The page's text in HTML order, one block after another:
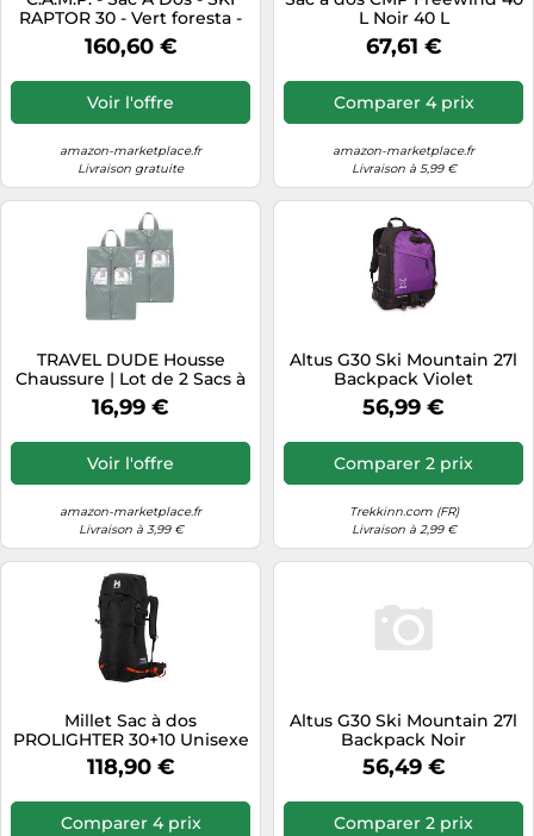
RAPTOR 30 - Vert foresta -
30 L
160,60 €
Voir l'offre
amazon-marketplace.fr
Livraison gratuite
L Noir 40 L
67,61 €
Comparer 4 prix
amazon-marketplace.fr
Livraison à 5,99 €
TRAVEL DUDE Housse
Chaussure | Lot de 2 Sacs à
Chaussures de Voyage,
Sport et Ski | Hydrofuge et
et Organisateur | Bleu
Acier, Set de Sacs à
16,99 €
Voir l'offre
amazon-marketplace.fr
Livraison à 3,99 €
Altus G30 Ski Mountain 27l
Backpack Violet
56,99 €
Comparer 2 prix
Trekkinn.com (FR)
Livraison à 2,99 €
Millet Sac à dos
PROLIGHTER 30+10 Unisexe
Noir Taille unique
118,90 €
Comparer 4 prix
Altus G30 Ski Mountain 27l
Backpack Noir
56,49 €
Comparer 2 prix